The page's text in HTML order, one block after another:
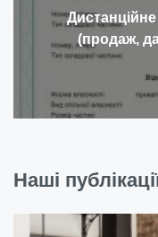
(продаж,
Наші